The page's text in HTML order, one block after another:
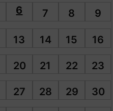
6 7 8 9
13 14 15 16
20 21 22 23
27 28 29 30